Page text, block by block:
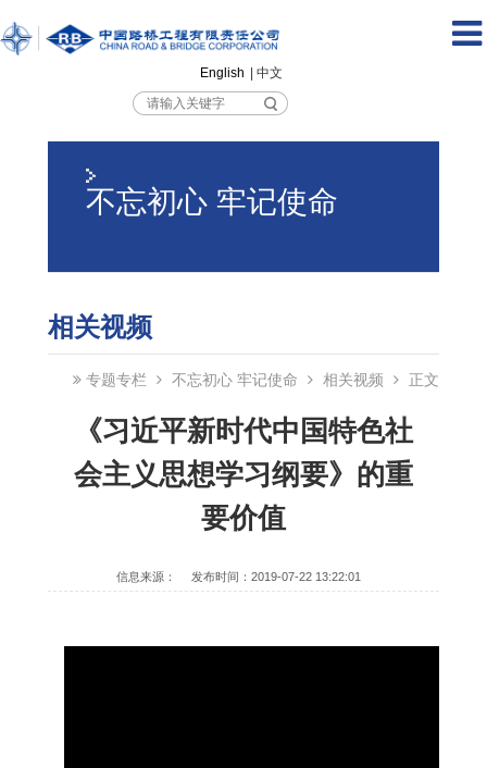
English | 中文
不忘初心 牢记使命
相关视频
专题专栏 不忘初心 牢记使命 相关视频 正文
《习近平新时代中国特色社
会主义思想学习纲要》的重
要价值
信息来源： 发布时间：2019-07-22 13:22:01